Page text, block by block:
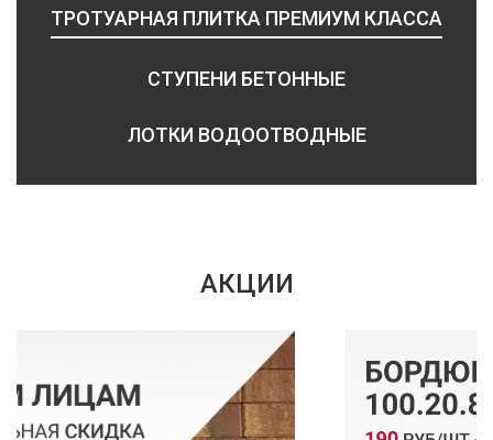
ТРОТУАРНАЯ ПЛИТКА ПРЕМИУМ КЛАССА
СТУПЕНИ БЕТОННЫЕ
ЛОТКИ ВОДООТВОДНЫЕ
АКЦИИ